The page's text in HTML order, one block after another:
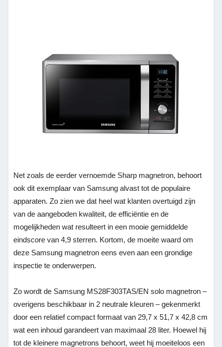
Net zoals de eerder vernoemde Sharp magnetron, behoort
ook dit exemplaar van Samsung alvast tot de populaire
apparaten. Zo zien we dat heel wat klanten overtuigd zijn
van de aangeboden kwaliteit, de efficiëntie en de
mogelijkheden wat resulteert in een mooie gemiddelde
eindscore van 4,9 sterren. Kortom, de moeite waard om
deze Samsung magnetron eens even aan een grondige
inspectie te onderwerpen.
Zo wordt de Samsung MS28F303TAS/EN solo magnetron –
overigens beschikbaar in 2 neutrale kleuren – gekenmerkt
door een relatief compact formaat van 29,7 x 51,7 x 42,8 cm
wat een inhoud garandeert van maximaal 28 liter. Hoewel hij
tot de kleinere magnetrons behoort, weet hij moeiteloos een